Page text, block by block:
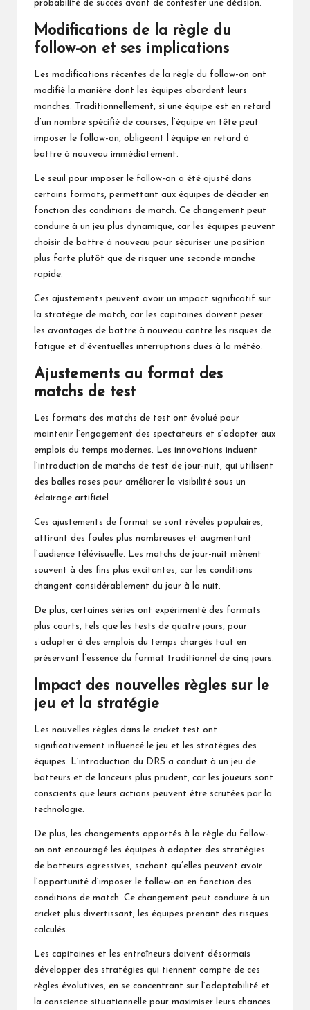
probabilité de succès avant de contester une décision.
Modifications de la règle du
follow-on et ses implications
Les modifications récentes de la règle du follow-on ont
modifié la manière dont les équipes abordent leurs
manches. Traditionnellement, si une équipe est en retard
d’un nombre spécifié de courses, l’équipe en tête peut
imposer le follow-on, obligeant l’équipe en retard à
battre à nouveau immédiatement.
Le seuil pour imposer le follow-on a été ajusté dans
certains formats, permettant aux équipes de décider en
fonction des conditions de match. Ce changement peut
conduire à un jeu plus dynamique, car les équipes peuvent
choisir de battre à nouveau pour sécuriser une position
plus forte plutôt que de risquer une seconde manche
rapide.
Ces ajustements peuvent avoir un impact significatif sur
la stratégie de match, car les capitaines doivent peser
les avantages de battre à nouveau contre les risques de
fatigue et d’éventuelles interruptions dues à la météo.
Ajustements au format des
matchs de test
Les formats des matchs de test ont évolué pour
maintenir l’engagement des spectateurs et s’adapter aux
emplois du temps modernes. Les innovations incluent
l’introduction de matchs de test de jour-nuit, qui utilisent
des balles roses pour améliorer la visibilité sous un
éclairage artificiel.
Ces ajustements de format se sont révélés populaires,
attirant des foules plus nombreuses et augmentant
l’audience télévisuelle. Les matchs de jour-nuit mènent
souvent à des fins plus excitantes, car les conditions
changent considérablement du jour à la nuit.
De plus, certaines séries ont expérimenté des formats
plus courts, tels que les tests de quatre jours, pour
s’adapter à des emplois du temps chargés tout en
préservant l’essence du format traditionnel de cinq jours.
Impact des nouvelles règles sur le
jeu et la stratégie
Les nouvelles règles dans le cricket test ont
significativement influencé le jeu et les stratégies des
équipes. L’introduction du DRS a conduit à un jeu de
batteurs et de lanceurs plus prudent, car les joueurs sont
conscients que leurs actions peuvent être scrutées par la
technologie.
De plus, les changements apportés à la règle du follow-
on ont encouragé les équipes à adopter des stratégies
de batteurs agressives, sachant qu’elles peuvent avoir
l’opportunité d’imposer le follow-on en fonction des
conditions de match. Ce changement peut conduire à un
cricket plus divertissant, les équipes prenant des risques
calculés.
Les capitaines et les entraîneurs doivent désormais
développer des stratégies qui tiennent compte de ces
règles évolutives, en se concentrant sur l’adaptabilité et
la conscience situationnelle pour maximiser leurs chances